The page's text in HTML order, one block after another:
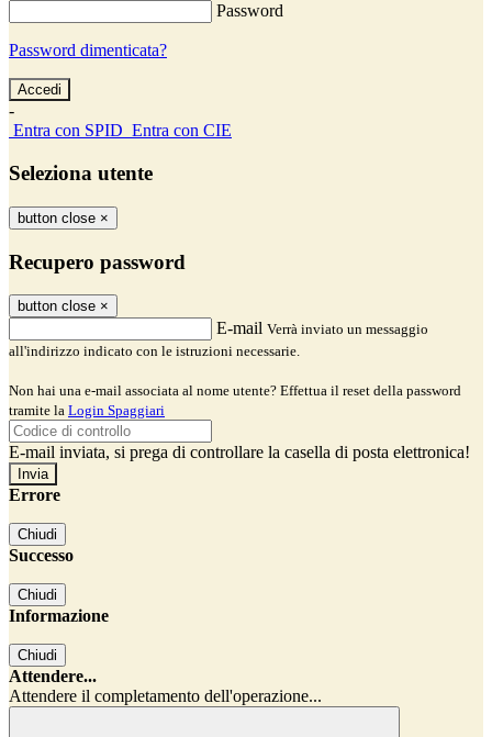
Password
Password dimenticata?
-
Entra con SPID Entra con CIE
Seleziona utente
button close ×
Recupero password
button close ×
E-mail Verrà inviato un messaggio
all'indirizzo indicato con le istruzioni necessarie.
Non hai una e-mail associata al nome utente? Effettua il reset della password
tramite la Login Spaggiari
E-mail inviata, si prega di controllare la casella di posta elettronica!
Errore
Chiudi
Successo
Chiudi
Informazione
Chiudi
Attendere...
Attendere il completamento dell'operazione...